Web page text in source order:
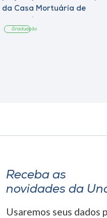
da Casa Mortuária de
Graduação
Receba as
novidades da
Usaremos seus dados